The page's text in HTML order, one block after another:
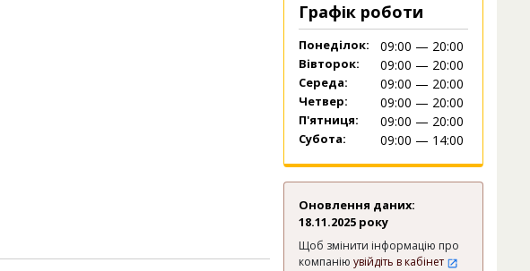
Графік роботи
Понеділок: 09:00 — 20:00
Вівторок: 09:00 — 20:00
Середа: 09:00 — 20:00
Четвер: 09:00 — 20:00
П'ятниця: 09:00 — 20:00
Субота: 09:00 — 14:00
Оновлення даних:
18.11.2025 року
Щоб змінити інформацію про
компанію увійдіть в кабінет